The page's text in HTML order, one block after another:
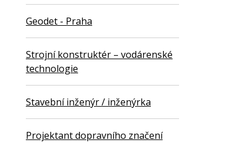
Geodet - Praha
Strojní konstruktér – vodárenské
technologie
Stavební inženýr / inženýrka
Projektant dopravního značení